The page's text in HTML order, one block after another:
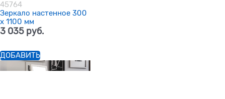
45764
Зеркало настенное 300
х 1100 мм
3 035 руб.
ДОБАВИТЬ